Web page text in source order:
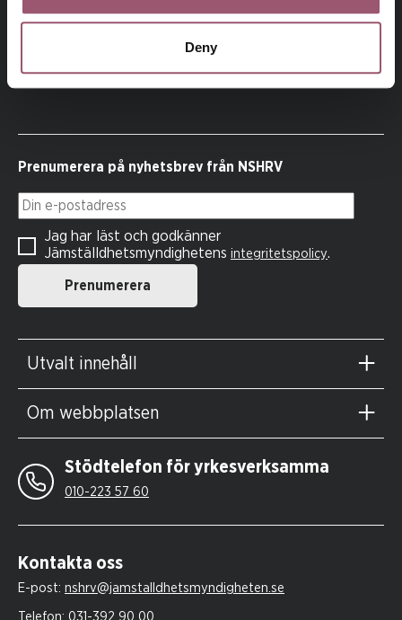
Deny
våld och förtryck, är en del av Jämställdhetsmyndigheten.
NSHRV samordnar Sveriges arbete med att förebygga och
bekämpa hedersrelaterat våld och förtryck.
Prenumerera på nyhetsbrev från NSHRV
Din e-postadress
Prenumerera
Jag har läst och godkänner
Jämställdhetsmyndighetens integritetspolicy.
Utvalt innehåll
Om webbplatsen
Stödtelefon för yrkesverksamma
010-223 57 60
Kontakta oss
E-post: nshrv@jamstalldhetsmyndigheten.se
Telefon: 031-392 90 00